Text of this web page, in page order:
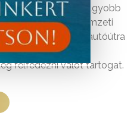
sokkal nagyobb
Tikal Nemzeti
egy órányi autóútra
fel és a maják
felfedezni valót tartogat.